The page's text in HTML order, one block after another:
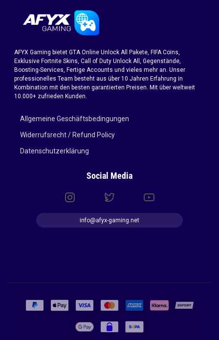
AFYX Gaming bietet GTA Online Unlock All Pakete, FIFA Coins,
Exklusive Fortnite Skins, Call of Duty Unlock All, Gegenstände,
Boosting-Services, Fertige Accounts und vieles mehr an. Unser
professionelles Team besteht aus über 10 Jahren Erfahrung in
Kombination mit den besten garantierten Preisen. Mit über weltweit
10.000+ zufrieden Kunden.
Allgemeine Geschäftsbedingungen
Widerrufsrecht / Refund Policy
Datenschutzerklärung
Social Media
info@afyx-gaming.net